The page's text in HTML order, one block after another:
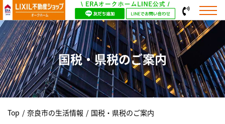
国税・県税のご案内
Top / 奈良市の生活情報 / 国税・県税のご案内